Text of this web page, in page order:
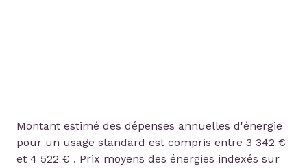
Montant estimé des dépenses annuelles d'énergie
pour un usage standard est compris entre 3 342 €
et 4 522 € . Prix moyens des énergies indexés sur